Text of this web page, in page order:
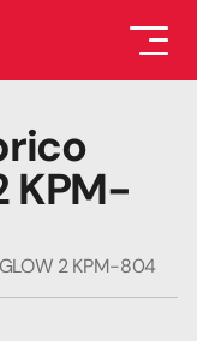
KPM-
2 KPM-804